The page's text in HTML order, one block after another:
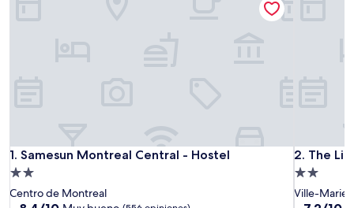
1. Samesun Montreal Central - Hostel
Samesun Montreal Central - Hostel
Propiedad
de
Centro de Montreal
2. The
The Little
Propiedad
de
Ville-Marie